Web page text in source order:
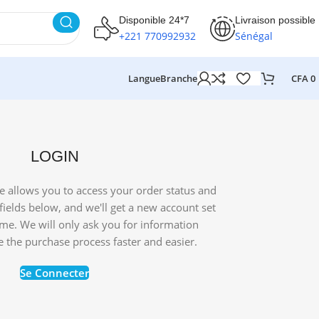
Disponible 24*7
+221 770992932
Livraison possible
Sénégal
LangueBranche CFA 0
LOGIN
allows you to access your order status and
below, and we'll get a new account set
We will only ask you for information
the purchase process faster and easier.
Se Connecter